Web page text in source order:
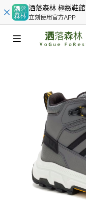
洒落森林 極緻鞋館
立刻使用官方APP